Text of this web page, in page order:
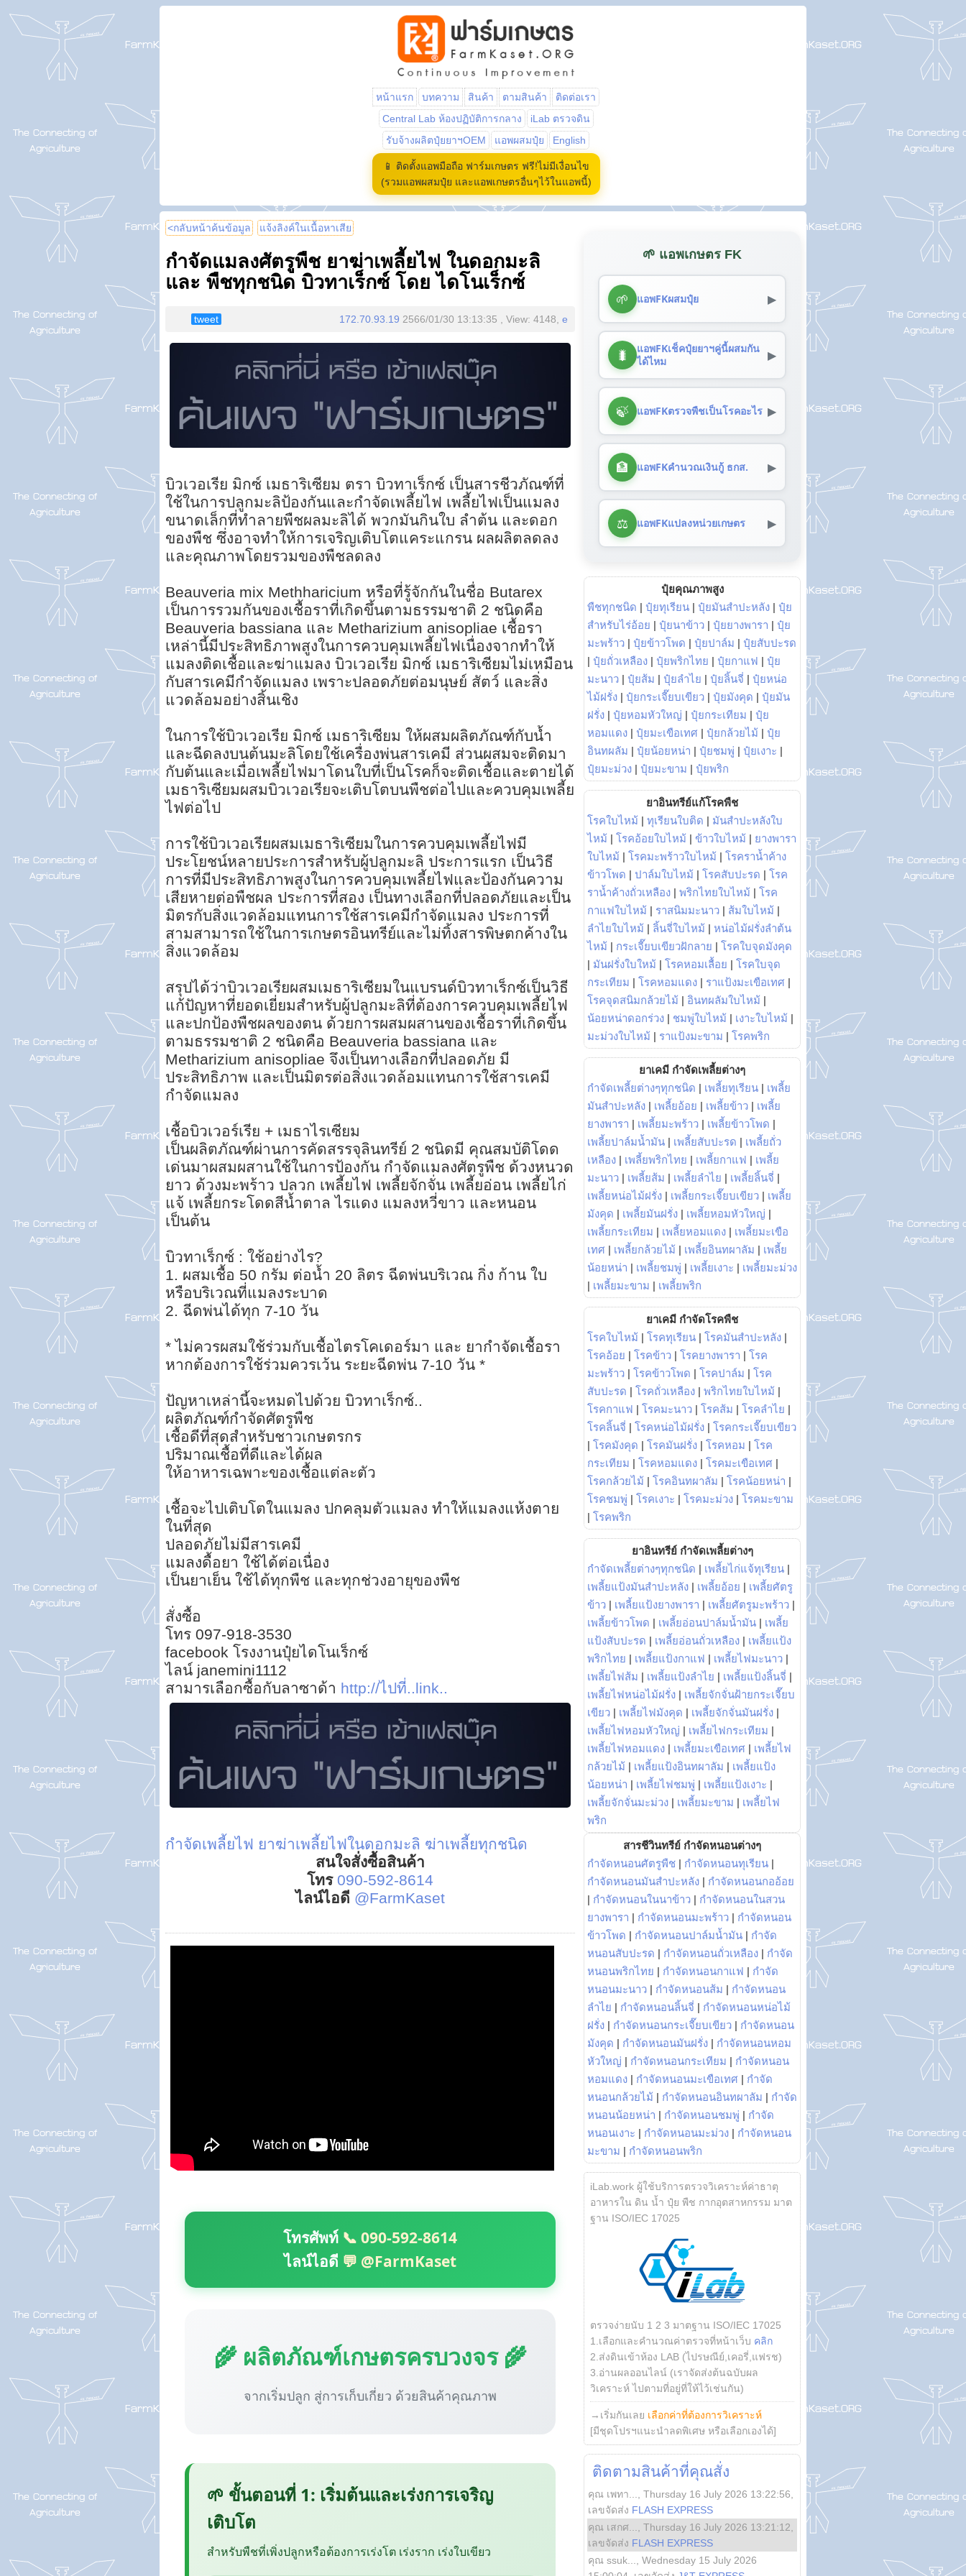
หน้าแรก บทความ สินค้า ตามสินค้า
ติดต่อเรา
Central Lab ห้องปฏิบัติการกลาง
iLab ตรวจดิน
รับจ้างผลิตปุ๋ยยาฯOEM
แอพผสมปุ๋ย English
📱 ติดตั้งแอพมือถือ ฟาร์มเกษตร ฟรี!ไม่มีเงื่อนไข
(รวมแอพผสมปุ๋ย และแอพเกษตรอื่นๆไว้ในแอพนี้)
<กลับหน้าค้นข้อมูล แจ้งลิงค์ในเนื้อหาเสีย
กำจัดแมลงศัตรูพืช ยาฆ่าเพลี้ยไฟ ในดอกมะลิ
และ พืชทุกชนิด บิวทาเร็กซ์ โดย ไดโนเร็กซ์
tweet 172.70.93.19 2566/01/30 13:13:35 , View: 4148, e
บิวเวอเรีย มิกซ์ เมธาริเซียม ตรา บิวทาเร็กซ์ เป็นสารชีวภัณฑ์ที่
ใช้ในการปลูกมะลิป้องกันและกำจัดเพลี้ยไฟ เพลี้ยไฟเป็นแมลง
ขนาดเล็กที่ทำลายพืชผลมะลิได้ พวกมันกินใบ ลำต้น และดอก
ของพืช ซึ่งอาจทำให้การเจริญเติบโตแคระแกรน ผลผลิตลดลง
และคุณภาพโดยรวมของพืชลดลง
Beauveria mix Methharicium หรือที่รู้จักกันในชื่อ Butarex
เป็นการรวมกันของเชื้อราที่เกิดขึ้นตามธรรมชาติ 2 ชนิดคือ
Beauveria bassiana และ Metharizium anisopliae เชื้อรา
เหล่านี้มีประสิทธิภาพสูงในการควบคุมเพลี้ยไฟเนื่องจากทำให้
แมลงติดเชื้อและฆ่าแมลง บิวเวอเรีย มิกซ์ เมธาริเซียมไม่เหมือน
กับสารเคมีกำจัดแมลง เพราะปลอดภัยต่อมนุษย์ สัตว์ และสิ่ง
แวดล้อมอย่างสิ้นเชิง
ในการใช้บิวเวอเรีย มิกซ์ เมธาริเซียม ให้ผสมผลิตภัณฑ์กับน้ำ
และฉีดลงบนต้นมะลิโดยใช้เครื่องพ่นสารเคมี ส่วนผสมจะติดมา
กับต้นและเมื่อเพลี้ยไฟมาโดนใบที่เป็นโรคก็จะติดเชื้อและตายได้
เมธาริเซียมผสมบิวเวอเรียจะเติบโตบนพืชต่อไปและควบคุมเพลี้ย
ไฟต่อไป
การใช้บิวเวอเรียผสมเมธาริเซียมในการควบคุมเพลี้ยไฟมี
ประโยชน์หลายประการสำหรับผู้ปลูกมะลิ ประการแรก เป็นวิธี
การที่มีประสิทธิภาพสูงในการควบคุมเพลี้ยไฟและป้องกันความ
เสียหายต่อพืชผล ประการที่สอง เป็นทางเลือกที่ปลอดภัยและเป็น
มิตรกับสิ่งแวดล้อมแทนการใช้สารเคมีกำจัดแมลง ประการที่
สามสามารถใช้ในการเกษตรอินทรีย์และไม่ทิ้งสารพิษตกค้างใน
สิ่งแวดล้อม
สรุปได้ว่าบิวเวอเรียผสมเมธาริเซียมในแบรนด์บิวทาเร็กซ์เป็นวิธี
แก้ปัญหาที่ยอดเยี่ยมสำหรับผู้ปลูกมะลิที่ต้องการควบคุมเพลี้ยไฟ
และปกป้องพืชผลของตน ด้วยการผสมผสานของเชื้อราที่เกิดขึ้น
ตามธรรมชาติ 2 ชนิดคือ Beauveria bassiana และ
Metharizium anisopliae จึงเป็นทางเลือกที่ปลอดภัย มี
ประสิทธิภาพ และเป็นมิตรต่อสิ่งแวดล้อมแทนการใช้สารเคมี
กำจัดแมลง
เชื้อบิวเวอร์เรีย + เมธาไรเซียม
เป็นผลิตภัณฑ์ผ่านการคัดสรรจุลินทรีย์ 2 ชนิดมี คุณสมบัติโดด
เด่นมาผสมผสานใช้ในการป้องกัน กำจัดแมลงศัตรูพืช ด้วงหนวด
ยาว ด้วงมะพร้าว ปลวก เพลี้ยไฟ เพลี้ยจักจั่น เพลี้ยอ่อน เพลี้ยไก่
แจ้ เพลี้ยกระโดดสีน้ำตาล ไรแดง แมลงหวี่ขาว และหนอน
เป็นต้น
บิวทาเร็กซ์ : ใช้อย่างไร?
1. ผสมเชื้อ 50 กรัม ต่อน้ำ 20 ลิตร ฉีดพ่นบริเวณ กิ่ง ก้าน ใบ
หรือบริเวณที่แมลงระบาด
2. ฉีดพ่นได้ทุก 7-10 วัน
* ไม่ควรผสมใช้ร่วมกับเชื้อไตรโคเดอร์มา และ ยากำจัดเชื้อรา
หากต้องการใช้ร่วมควรเว้น ระยะฉีดพ่น 7-10 วัน *
ปัญหาเหล่านี้จะหมดไปด้วย บิวทาเร็กซ์..
ผลิตภัณฑ์กำจัดศัตรูพืช
เชื้อดีที่สุดสำหรับชาวเกษตรกร
ปริมาณเชื้อที่ดีและได้ผล
ให้อาหารเฉพาะของเชื้อแต่ละตัว
เชื้อจะไปเติบโตในแมลง ปกคลุมตัวแมลง ทำให้แมลงแห้งตาย
ในที่สุด
ปลอดภัยไม่มีสารเคมี
แมลงดื้อยา ใช้ได้ต่อเนื่อง
เป็นยาเย็น ใช้ได้ทุกพืช และทุกช่วงอายุของพืช
สั่งซื้อ
โทร 097-918-3530
facebook โรงงานปุ๋ยไดโนเร็กซ์
ไลน์ janemini1112
สามารเลือกซื้อกับลาซาด้า http://ไปที่..link..
กำจัดเพลี้ยไฟ ยาฆ่าเพลี้ยไฟในดอกมะลิ ฆ่าเพลี้ยทุกชนิด
สนใจสั่งซื้อสินค้า
โทร 090-592-8614
ไลน์ไอดี @FarmKaset
โทรศัพท์ 📞 090-592-8614
ไลน์ไอดี 💬 @FarmKaset
🌾 ผลิตภัณฑ์เกษตรครบวงจร 🌾
จากเริ่มปลูก สู่การเก็บเกี่ยว ด้วยสินค้าคุณภาพ
🌱 ขั้นตอนที่ 1: เริ่มต้นและเร่งการเจริญ
เติบโต
สำหรับพืชที่เพิ่งปลูกหรือต้องการเร่งโต เร่งราก เร่งใบเขียว
🌱 แอพเกษตร FK
🌱 แอพFKผสมปุ๋ย ▶
🐛
แอพFKเช็คปุ๋ยยาฯคู่นี้ผสมกัน
ได้ไหม
▶
🍃 แอพFKตรวจพืชเป็นโรคอะไร ▶
🏦 แอพFKคำนวณเงินกู้ ธกส. ▶
⚖️ แอพFKแปลงหน่วยเกษตร ▶
ปุ๋ยคุณภาพสูง
พืชทุกชนิด | ปุ๋ยทุเรียน | ปุ๋ยมันสำปะหลัง | ปุ๋ย
สำหรับไร่อ้อย | ปุ๋ยนาข้าว | ปุ๋ยยางพารา | ปุ๋ย
มะพร้าว | ปุ๋ยข้าวโพด | ปุ๋ยปาล์ม | ปุ๋ยสับปะรด
| ปุ๋ยถั่วเหลือง | ปุ๋ยพริกไทย | ปุ๋ยกาแฟ | ปุ๋ย
มะนาว | ปุ๋ยส้ม | ปุ๋ยลำไย | ปุ๋ยลิ้นจี่ | ปุ๋ยหน่อ
ไม้ฝรั่ง | ปุ๋ยกระเจี๊ยบเขียว | ปุ๋ยมังคุด | ปุ๋ยมัน
ฝรั่ง | ปุ๋ยหอมหัวใหญ่ | ปุ๋ยกระเทียม | ปุ๋ย
หอมแดง | ปุ๋ยมะเขือเทศ | ปุ๋ยกล้วยไม้ | ปุ๋ย
อินทผลัม | ปุ๋ยน้อยหน่า | ปุ๋ยชมพู่ | ปุ๋ยเงาะ |
ปุ๋ยมะม่วง | ปุ๋ยมะขาม | ปุ๋ยพริก
ยาอินทรีย์แก้โรคพืช
โรคใบไหม้ | ทุเรียนใบติด | มันสำปะหลังใบ
ไหม้ | โรคอ้อยใบไหม้ | ข้าวใบไหม้ | ยางพารา
ใบไหม้ | โรคมะพร้าวใบไหม้ | โรคราน้ำค้าง
ข้าวโพด | ปาล์มใบไหม้ | โรคสับปะรด | โรค
ราน้ำค้างถั่วเหลือง | พริกไทยใบไหม้ | โรค
กาแฟใบไหม้ | ราสนิมมะนาว | ส้มใบไหม้ |
ลำไยใบไหม้ | ลิ้นจี่ใบไหม้ | หน่อไม้ฝรั่งลำต้น
ไหม้ | กระเจี๊ยบเขียวฝักลาย | โรคใบจุดมังคุด
| มันฝรั่งใบใหม้ | โรคหอมเลื้อย | โรคใบจุด
กระเทียม | โรคหอมแดง | ราแป้งมะเขือเทศ |
โรคจุดสนิมกล้วยไม้ | อินทผลัมใบไหม้ |
น้อยหน่าดอกร่วง | ชมพู่ใบไหม้ | เงาะใบไหม้ |
มะม่วงใบไหม้ | ราแป้งมะขาม | โรคพริก
ยาเคมี กำจัดเพลี้ยต่างๆ
กำจัดเพลี้ยต่างๆทุกชนิด | เพลี้ยทุเรียน | เพลี้ย
มันสำปะหลัง | เพลี้ยอ้อย | เพลี้ยข้าว | เพลี้ย
ยางพารา | เพลี้ยมะพร้าว | เพลี้ยข้าวโพด |
เพลี้ยปาล์มน้ำมัน | เพลี้ยสับปะรด | เพลี้ยถั่ว
เหลือง | เพลี้ยพริกไทย | เพลี้ยกาแฟ | เพลี้ย
มะนาว | เพลี้ยส้ม | เพลี้ยลำไย | เพลี้ยลิ้นจี่ |
เพลี้ยหน่อไม้ฝรั่ง | เพลี้ยกระเจี๊ยบเขียว | เพลี้ย
มังคุด | เพลี้ยมันฝรั่ง | เพลี้ยหอมหัวใหญ่ |
เพลี้ยกระเทียม | เพลี้ยหอมแดง | เพลี้ยมะเขือ
เทศ | เพลี้ยกล้วยไม้ | เพลี้ยอินทผาลัม | เพลี้ย
น้อยหน่า | เพลี้ยชมพู่ | เพลี้ยเงาะ | เพลี้ยมะม่วง
| เพลี้ยมะขาม | เพลี้ยพริก
ยาเคมี กำจัดโรคพืช
โรคใบไหม้ | โรคทุเรียน | โรคมันสำปะหลัง |
โรคอ้อย | โรคข้าว | โรคยางพารา | โรค
มะพร้าว | โรคข้าวโพด | โรคปาล์ม | โรค
สับปะรด | โรคถั่วเหลือง | พริกไทยใบไหม้ |
โรคกาแฟ | โรคมะนาว | โรคส้ม | โรคลำไย |
โรคลิ้นจี่ | โรคหน่อไม้ฝรั่ง | โรคกระเจี๊ยบเขียว
| โรคมังคุด | โรคมันฝรั่ง | โรคหอม | โรค
กระเทียม | โรคหอมแดง | โรคมะเขือเทศ |
โรคกล้วยไม้ | โรคอินทผาลัม | โรคน้อยหน่า |
โรคชมพู่ | โรคเงาะ | โรคมะม่วง | โรคมะขาม
| โรคพริก
ยาอินทรีย์ กำจัดเพลี้ยต่างๆ
กำจัดเพลี้ยต่างๆทุกชนิด | เพลี้ยไก่แจ้ทุเรียน |
เพลี้ยแป้งมันสำปะหลัง | เพลี้ยอ้อย | เพลี้ยศัตรู
ข้าว | เพลี้ยแป้งยางพารา | เพลี้ยศัตรูมะพร้าว |
เพลี้ยข้าวโพด | เพลี้ยอ่อนปาล์มน้ำมัน | เพลี้ย
แป้งสับปะรด | เพลี้ยอ่อนถั่วเหลือง | เพลี้ยแป้ง
พริกไทย | เพลี้ยแป้งกาแฟ | เพลี้ยไฟมะนาว |
เพลี้ยไฟส้ม | เพลี้ยแป้งลำไย | เพลี้ยแป้งลิ้นจี่ |
เพลี้ยไฟหน่อไม้ฝรั่ง | เพลี้ยจักจั่นฝ้ายกระเจี๊ยบ
เขียว | เพลี้ยไฟมังคุด | เพลี้ยจักจั่นมันฝรั่ง |
เพลี้ยไฟหอมหัวใหญ่ | เพลี้ยไฟกระเทียม |
เพลี้ยไฟหอมแดง | เพลี้ยมะเขือเทศ | เพลี้ยไฟ
กล้วยไม้ | เพลี้ยแป้งอินทผาลัม | เพลี้ยแป้ง
น้อยหน่า | เพลี้ยไฟชมพู่ | เพลี้ยแป้งเงาะ |
เพลี้ยจักจั่นมะม่วง | เพลี้ยมะขาม | เพลี้ยไฟ
พริก
สารชีวินทรีย์ กำจัดหนอนต่างๆ
กำจัดหนอนศัตรูพืช | กำจัดหนอนทุเรียน |
กำจัดหนอนมันสำปะหลัง | กำจัดหนอนกออ้อย
| กำจัดหนอนในนาข้าว | กำจัดหนอนในสวน
ยางพารา | กำจัดหนอนมะพร้าว | กำจัดหนอน
ข้าวโพด | กำจัดหนอนปาล์มน้ำมัน | กำจัด
หนอนสับปะรด | กำจัดหนอนถั่วเหลือง | กำจัด
หนอนพริกไทย | กำจัดหนอนกาแฟ | กำจัด
หนอนมะนาว | กำจัดหนอนส้ม | กำจัดหนอน
ลำไย | กำจัดหนอนลิ้นจี่ | กำจัดหนอนหน่อไม้
ฝรั่ง | กำจัดหนอนกระเจี๊ยบเขียว | กำจัดหนอน
มังคุด | กำจัดหนอนมันฝรั่ง | กำจัดหนอนหอม
หัวใหญ่ | กำจัดหนอนกระเทียม | กำจัดหนอน
หอมแดง | กำจัดหนอนมะเขือเทศ | กำจัด
หนอนกล้วยไม้ | กำจัดหนอนอินทผาลัม | กำจัด
หนอนน้อยหน่า | กำจัดหนอนชมพู่ | กำจัด
หนอนเงาะ | กำจัดหนอนมะม่วง | กำจัดหนอน
มะขาม | กำจัดหนอนพริก
iLab.work ผู้ใช้บริการตรวจวิเคราะห์ค่าธาตุ
อาหารใน ดิน น้ำ ปุ๋ย พืช กากอุตสาหกรรม มาต
ฐาน ISO/IEC 17025
ตรวจง่ายนับ 1 2 3 มาตฐาน ISO/IEC 17025
1.เลือกและคำนวณค่าตรวจที่หน้าเว็บ คลิก
2.ส่งดินเข้าห้อง LAB (ไปรษณีย์,เคอรี่,แฟรช)
3.อ่านผลออนไลน์ (เราจัดส่งต้นฉบับผล
วิเคราะห์ ไปตามที่อยู่ที่ให้ไว้เช่นกัน)
→เริ่มกันเลย เลือกค่าที่ต้องการวิเคราะห์
[มีชุดโปรฯแนะนำลดพิเศษ หรือเลือกเองได้]
ติดตามสินค้าที่คุณสั่ง
คุณ เพทา... Thursday 16 July 2026 13:22:56
เลขจัดส่ง FLASH EXPRESS
คุณ เสกศ...
Thursday 16 July 2026 13:21:12
เลขจัดส่ง FLASH EXPRESS
คุณ ssuk...
Wednesday 15 July 2026